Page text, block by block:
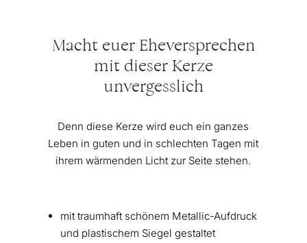
Macht euer Eheversprechen
mit dieser Kerze
unvergesslich
Denn diese Kerze wird euch ein ganzes
Leben in guten und in schlechten Tagen mit
ihrem wärmenden Licht zur Seite stehen.
mit traumhaft schönem Metallic-Aufdruck
und plastischem Siegel gestaltet